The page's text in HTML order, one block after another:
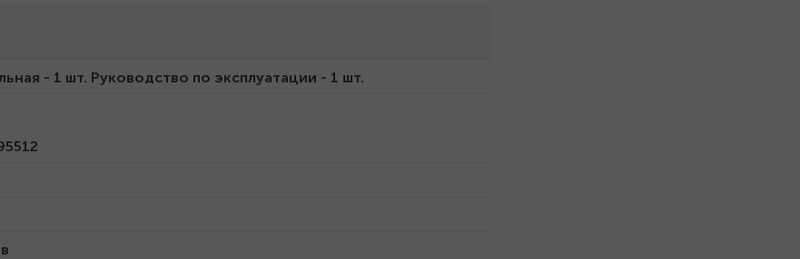
- 1 шт. Руководство по эксплуатации - 1 шт.